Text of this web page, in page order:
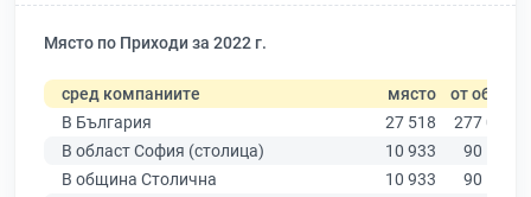
Място по Приходи за 2022 г.
сред компаниите място от общо
В България
27 518
277 019
В област София (столица)
10 933
90 178
В община Столична
10 933
90 178